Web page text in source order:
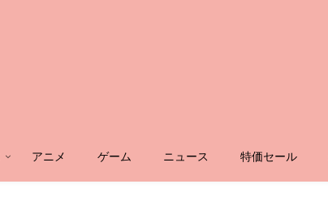
アニメ ゲーム ニュース 特価セール